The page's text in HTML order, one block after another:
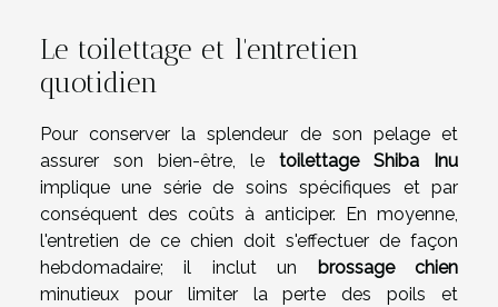
Le toilettage et l'entretien
quotidien
Pour conserver la splendeur de son pelage et
assurer son bien-être, le toilettage Shiba Inu
implique une série de soins spécifiques et par
conséquent des coûts à anticiper. En moyenne,
l'entretien de ce chien doit s'effectuer de façon
hebdomadaire; il inclut un brossage chien
minutieux pour limiter la perte des poils et